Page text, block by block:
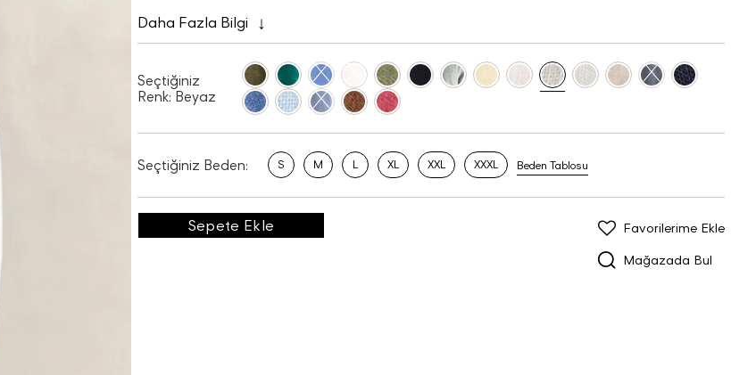
Daha Fazla Bilgi
Seçtiğiniz
Renk: Beyaz
Seçtiğiniz Beden: S M L XL XXL XXXL Beden Tablosu
Sepete Ekle
Mağazada Bul
Favorilerime Ekle